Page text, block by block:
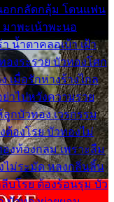
อกกลัดกลุ้ม โดนแฟน
าพะเน้าพะนอ
น้ำตาคลอเบ้า เฝ้า
งระรวย บัวทองโศก
เมื่อรักห่างร้างไกล
าไปหวังความรวย
กบัวทอง เวรกรรม
ต้องโรย บัวทองไม่
งท้องกลม เพราะลืม
ไม่ระมัด หลงกลิ่นลิ้น
บโรย ต้องร้อนรุม บัว